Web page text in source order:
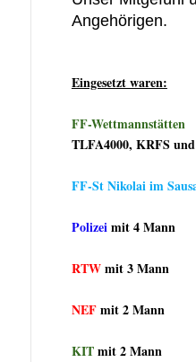
Angehörigen.
Eingesetzt waren:
FF-Wettmannstätten
TLFA4000, KRFS
FF-St Nikolai im
Polizeimit 4 Mann
RTWmit 3 Mann
NEFmit 2 Mann
KITmit 2 Mann